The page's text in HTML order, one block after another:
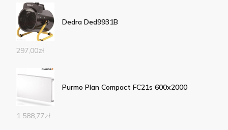
Dedra Ded9931B
297,00zł
Purmo Plan Compact FC21s 600x2000
1 588,77zł